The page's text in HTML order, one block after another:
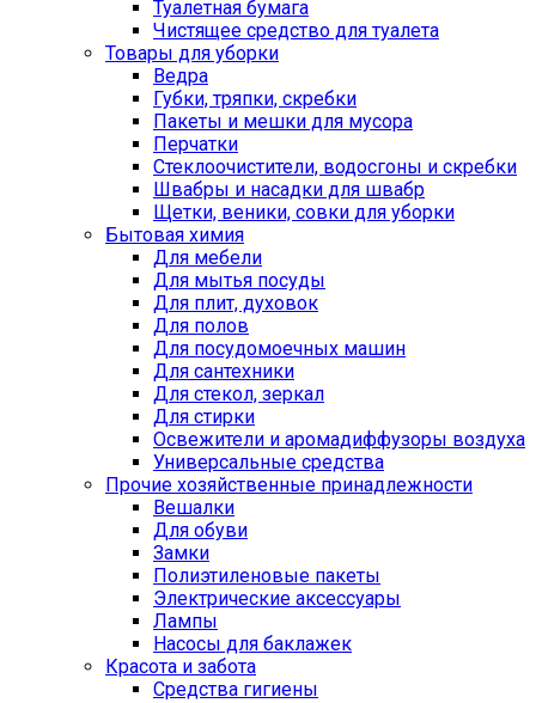
Туалетная бумага
Чистящее средство для туалета
Товары для уборки
Ведра
Губки, тряпки, скребки
Пакеты и мешки для мусора
Перчатки
Стеклоочистители, водосгоны и скребки
Швабры и насадки для швабр
Щетки, веники, совки для уборки
Бытовая химия
Для мебели
Для мытья посуды
Для плит, духовок
Для полов
Для посудомоечных машин
Для сантехники
Для стекол, зеркал
Для стирки
Освежители и аромадиффузоры воздуха
Универсальные средства
Прочие хозяйственные принадлежности
Вешалки
Для обуви
Замки
Полиэтиленовые пакеты
Электрические аксессуары
Лампы
Насосы для баклажек
Красота и забота
Средства гигиены